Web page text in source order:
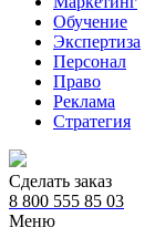
Обучение
Экспертиза
Персонал
Право
Реклама
Стратегия
Сделать заказ
8 800 555 85 03
Меню